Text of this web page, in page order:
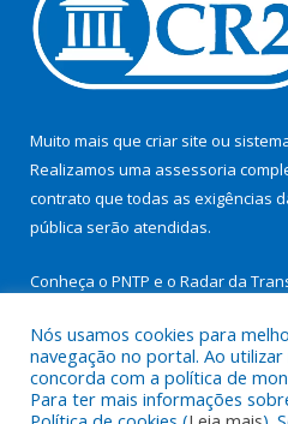
Muito mais que criar site ou
Realizamos uma assessoria
contrato que todas as exigências
pública serão atendidas.
Conheça o PNTP e o Radar da
Todos os direitos reservados a
Nós usamos cookies para
navegação no portal. Ao
concorda com a política de
Para ter mais informações